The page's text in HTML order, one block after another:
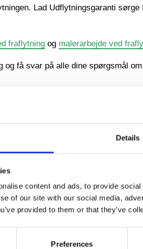
Details
content and ads, to provide
of our site with our social media,
provided to them or that they’ve
Preferences
Lad Udflytningsgaranti
fraflytning og malerarbejde ved
og få svar på alle dine spørgsmål